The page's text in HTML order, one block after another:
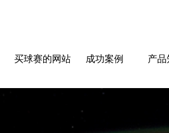
买球赛的网站 成功案例 产